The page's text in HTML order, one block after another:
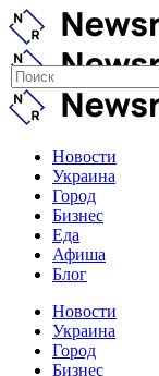
Новости
Украина
Город
Бизнес
Еда
Афиша
Блог
Новости
Украина
Город
Бизнес